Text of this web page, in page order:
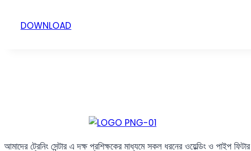
DOWNLOAD
আমাদের ট্রেনিং সেন্টার এ দক্ষ প্রশিক্ষকের মাধ্যমে সকল ধরনের ওয়েল্ডিং ও পাইপ